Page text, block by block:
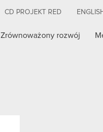
CD PROJEKT RED
Zrównoważony rozwój